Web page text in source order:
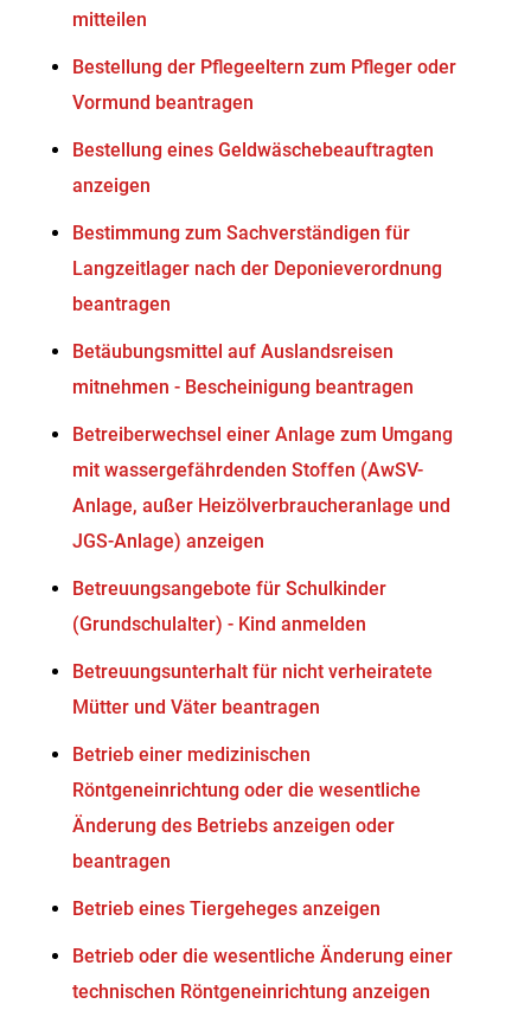
mitteilen
Bestellung der Pflegeeltern zum Pfleger oder
Vormund beantragen
Bestellung eines Geldwäschebeauftragten
anzeigen
Bestimmung zum Sachverständigen für
Langzeitlager nach der Deponieverordnung
beantragen
Betäubungsmittel auf Auslandsreisen
mitnehmen - Bescheinigung beantragen
Betreiberwechsel einer Anlage zum Umgang
mit wassergefährdenden Stoffen (AwSV-
Anlage, außer Heizölverbraucheranlage und
JGS-Anlage) anzeigen
Betreuungsangebote für Schulkinder
(Grundschulalter) - Kind anmelden
Betreuungsunterhalt für nicht verheiratete
Mütter und Väter beantragen
Betrieb einer medizinischen
Röntgeneinrichtung oder die wesentliche
Änderung des Betriebs anzeigen oder
beantragen
Betrieb eines Tiergeheges anzeigen
Betrieb oder die wesentliche Änderung einer
technischen Röntgeneinrichtung anzeigen